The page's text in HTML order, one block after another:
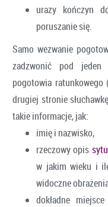
urazy kończyn
poruszanie się.
Samo wezwanie
zadzwonić pod jeden
pogotowia
drugiej stronie
takie informacje, jak:
imię i nazwisko,
rzeczowy opis
w jakim wieku i
widoczne
dokładne